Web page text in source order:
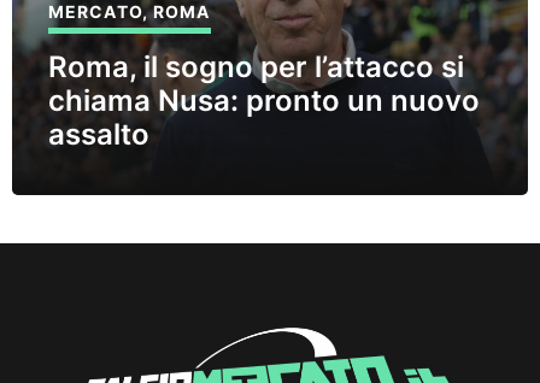
MERCATO,ROMA
Roma, il sogno per l’attacco si
chiama Nusa: pronto un nuovo
assalto